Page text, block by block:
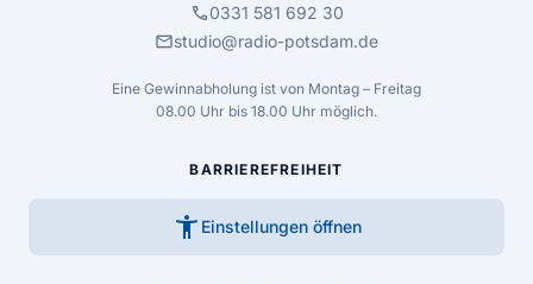
call0331 581 692 30
mailstudio@radio-potsdam.de
Eine Gewinnabholung ist von Montag – Freitag
08.00 Uhr bis 18.00 Uhr möglich.
BARRIEREFREIHEIT
accessibility_new Einstellungen öffnen